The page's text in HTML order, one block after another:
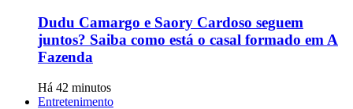
Dudu Camargo e Saory Cardoso seguem
juntos? Saiba como está o casal formado em A
Fazenda
Há 42 minutos
Entretenimento